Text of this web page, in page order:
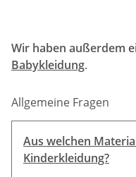
Wir haben außerdem
Babykleidung.
Allgemeine Fragen
Aus welchen
Kinderkleidung?